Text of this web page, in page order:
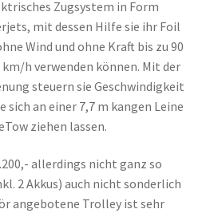
Zugsystem in Form
mit dessen Hilfe sie ihr Foil
Wind und ohne Kraft bis zu 90
h verwenden können. Mit der
steuern sie Geschwindigkeit
sich an einer 7,7 m kangen Leine
ziehen lassen.
allerdings nicht ganz so
2 Akkus) auch nicht sonderlich
angebotene Trolley ist sehr